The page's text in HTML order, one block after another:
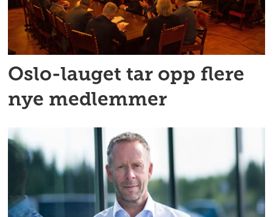
Oslo-lauget tar opp flere
nye medlemmer